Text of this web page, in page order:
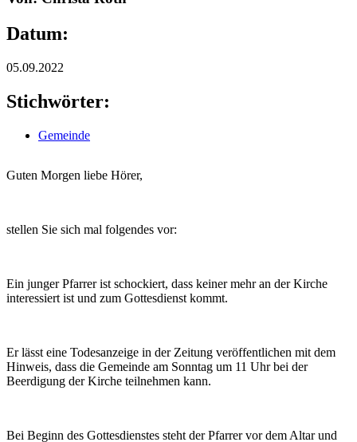
Datum:
05.09.2022
Stichwörter:
Gemeinde
Guten Morgen liebe Hörer,
stellen Sie sich mal folgendes vor:
Ein junger Pfarrer ist schockiert, dass keiner mehr an der Kirche
interessiert ist und zum Gottesdienst kommt.
Er lässt eine Todesanzeige in der Zeitung veröffentlichen mit dem
Hinweis, dass die Gemeinde am Sonntag um 11 Uhr bei der
Beerdigung der Kirche teilnehmen kann.
Bei Beginn des Gottesdienstes steht der Pfarrer vor dem Altar und